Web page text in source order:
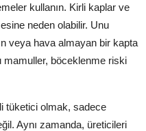
kullanın. Kirli kaplar ve
neden olabilir. Unu
veya hava almayan bir kapta
mamuller, böceklenme riski
tüketici olmak, sadece
Aynı zamanda, üreticileri